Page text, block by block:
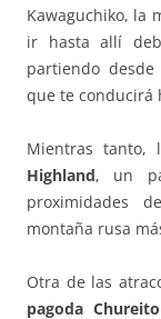
Kawaguchiko, la
ir hasta allí
partiendo
que te conducirá
Mientras tanto,
Highland, un
proximidades
montaña rusa
Otra de las
pagoda Chureito